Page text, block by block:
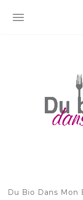
AFFICHER/
Du Bio Dans Mon